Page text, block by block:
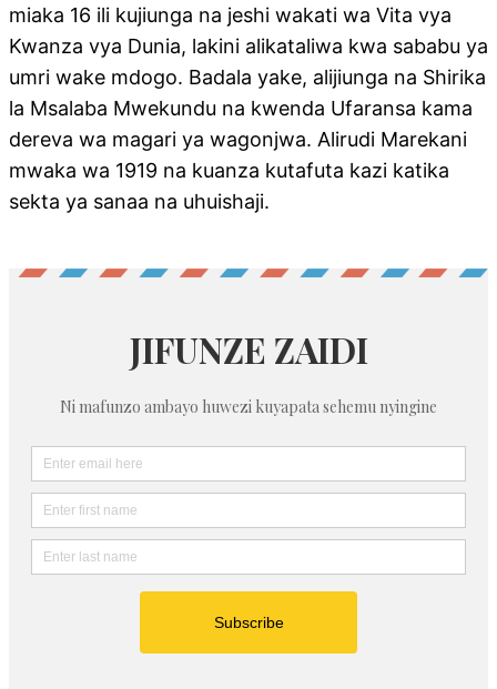
miaka 16 ili kujiunga na jeshi wakati wa Vita vya
Kwanza vya Dunia, lakini alikataliwa kwa sababu ya
umri wake mdogo. Badala yake, alijiunga na Shirika
la Msalaba Mwekundu na kwenda Ufaransa kama
dereva wa magari ya wagonjwa. Alirudi Marekani
mwaka wa 1919 na kuanza kutafuta kazi katika
sekta ya sanaa na uhuishaji.